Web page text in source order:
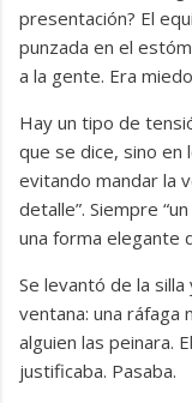
presentación? El
punzada en el
a la gente. Era
Hay un tipo de
que se dice, sino en
evitando mandar la
detalle”. Siempre
una forma elegante
Se levantó de la
ventana: una ráfaga
alguien las peinara.
justificaba. Pasaba.